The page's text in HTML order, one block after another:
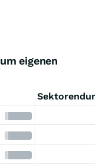
eigenen